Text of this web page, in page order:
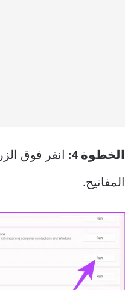
الخطوة 4: انقر فوق الزر
المفاتيح.